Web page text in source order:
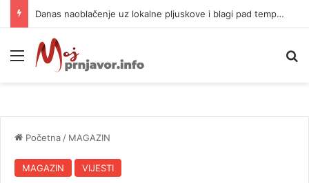
Danas naoblačenje uz lokalne pljuskove i blagi pad temperature
Meni
Početna / MAGAZIN
MAGAZIN VIJESTI